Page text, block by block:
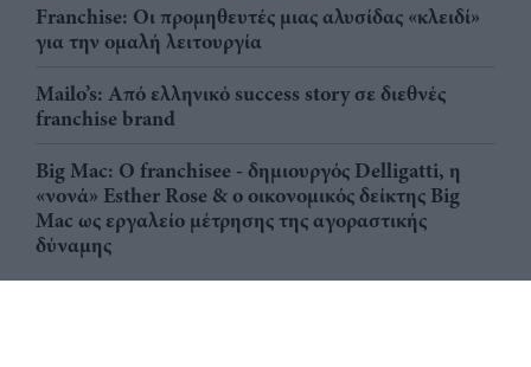
Franchise: Οι προμηθευτές μιας αλυσίδας «κλειδί»
για την ομαλή λειτουργία
Mailo’s: Από ελληνικό success story σε διεθνές
franchise brand
Big Mac: Ο franchisee - δημιουργός Delligatti, η
«νονά» Esther Rose & ο οικονομικός δείκτης Big
Mac ως εργαλείο μέτρησης της αγοραστικής
δύναμης